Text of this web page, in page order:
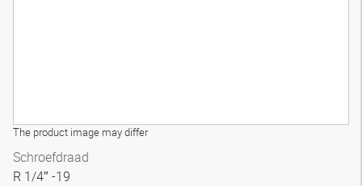
The product image may differ
Schroefdraad
R 1/4″ -19